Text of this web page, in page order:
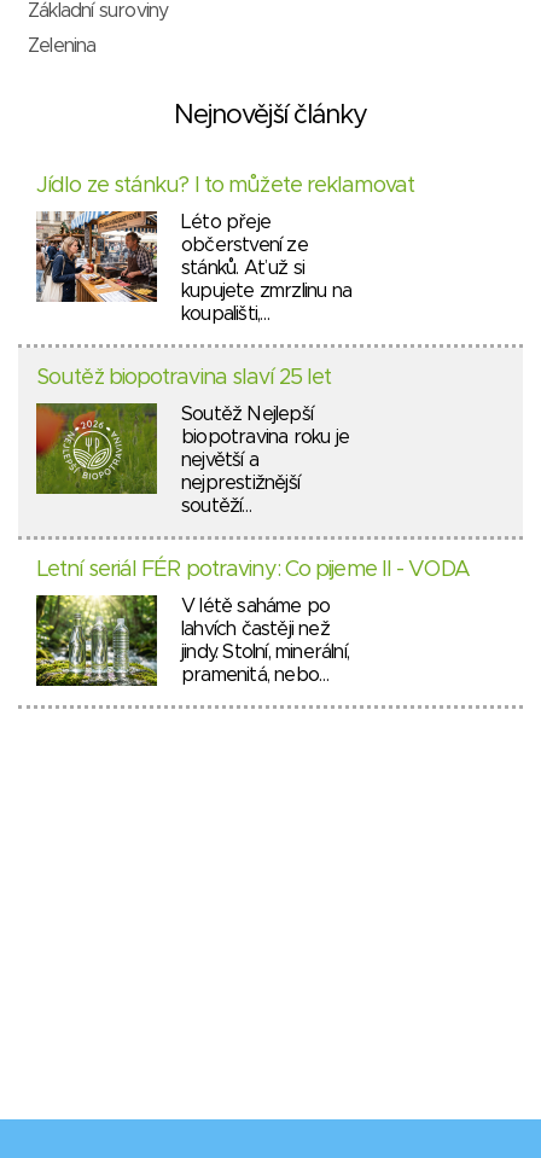
Základní suroviny
Zelenina
Nejnovější články
Jídlo ze stánku? I to můžete reklamovat
Léto přeje
občerstvení ze
stánků. Ať už si
kupujete zmrzlinu na
koupališti,…
Soutěž biopotravina slaví 25 let
Soutěž Nejlepší
biopotravina roku je
největší a
nejprestižnější
soutěží…
Letní seriál FÉR potraviny: Co pijeme II - VODA
V létě saháme po
lahvích častěji než
jindy. Stolní, minerální,
pramenitá, nebo…